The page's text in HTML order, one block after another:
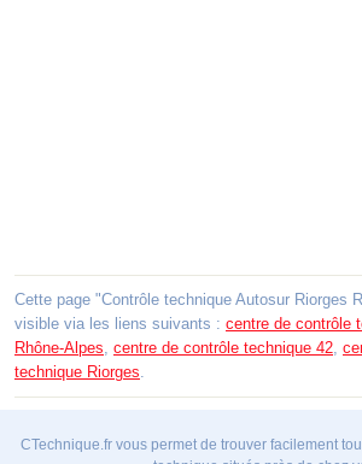
Cette page "Contrôle technique Autosur Riorges
visible via les liens suivants : centre de contrôle
Rhône-Alpes, centre de contrôle technique 42,
technique Riorges.
CTechnique.fr vous permet de trouver facilement